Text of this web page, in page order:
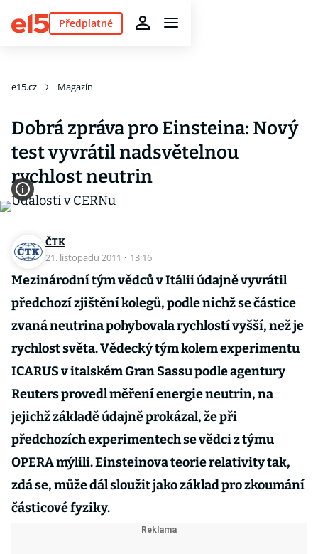
Předplatné
e15.cz Magazín
Dobrá zpráva pro Einsteina: Nový
test vyvrátil nadsvětelnou
rychlost neutrin
ČTK
21. listopadu 2011 · 13:16
Mezinárodní tým vědců v Itálii údajně vyvrátil
předchozí zjištění kolegů, podle nichž se částice
zvaná neutrina pohybovala rychlostí vyšší, než je
rychlost světa. Vědecký tým kolem experimentu
ICARUS v italském Gran Sassu podle agentury
Reuters provedl měření energie neutrin, na
jejichž základě údajně prokázal, že při
předchozích experimentech se vědci z týmu
OPERA mýlili. Einsteinova teorie relativity tak,
zdá se, může dál sloužit jako základ pro zkoumání
částicové fyziky.